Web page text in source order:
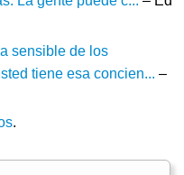
sensible de los
tiene esa concien... –
.